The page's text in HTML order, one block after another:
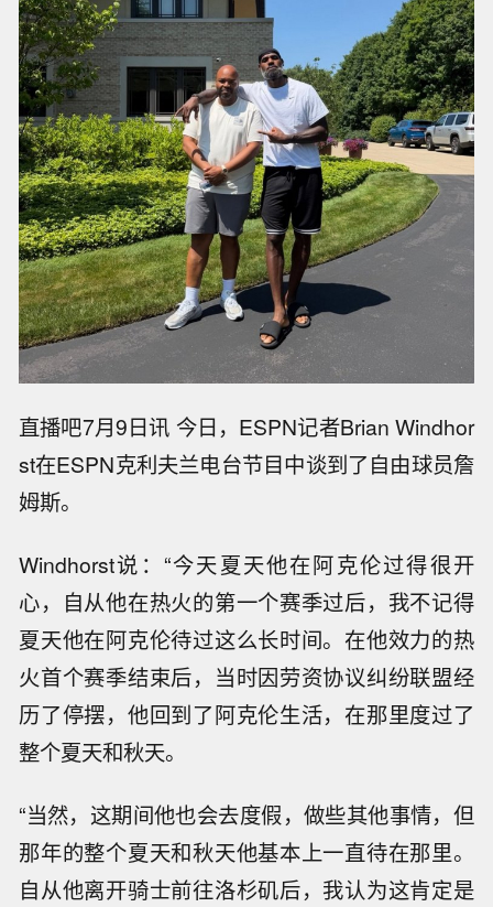
直播吧7月9日讯 今日，ESPN记者Brian Windhor
st在ESPN克利夫兰电台节目中谈到了自由球员詹
姆斯。
Windhorst说：“今天夏天他在阿克伦过得很开
心，自从他在热火的第一个赛季过后，我不记得
夏天他在阿克伦待过这么长时间。在他效力的热
火首个赛季结束后，当时因劳资协议纠纷联盟经
历了停摆，他回到了阿克伦生活，在那里度过了
整个夏天和秋天。
“当然，这期间他也会去度假，做些其他事情，但
那年的整个夏天和秋天他基本上一直待在那里。
自从他离开骑士前往洛杉矶后，我认为这肯定是